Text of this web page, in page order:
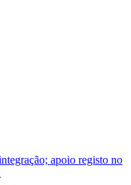
apoio registo no